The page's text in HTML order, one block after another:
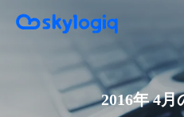
2016年 4月